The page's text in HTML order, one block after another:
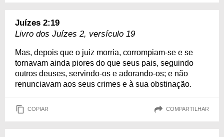
Juízes 2:19
Livro dos Juízes 2, versículo 19
Mas, depois que o juiz morria, corrompiam-se e se
tornavam ainda piores do que seus pais, seguindo
outros deuses, servindo-os e adorando-os; e não
renunciavam aos seus crimes e à sua obstinação.
COPIAR COMPARTILHAR